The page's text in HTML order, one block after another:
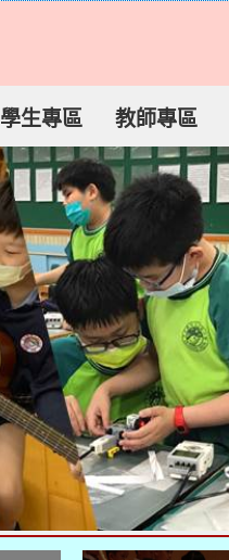
學生專區 教師專區